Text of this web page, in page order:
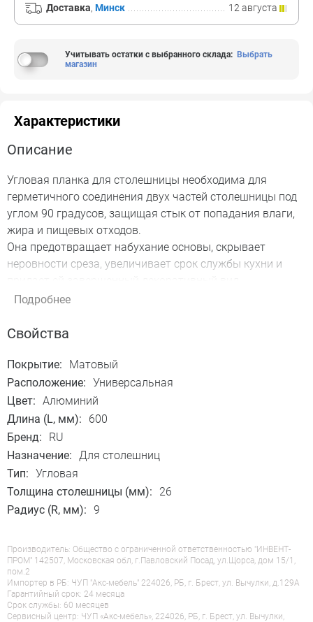
Доставка, Минск 12 августа
Учитывать остатки с выбранного склада: Выбрать
магазин
Характеристики
Описание
Угловая планка для столешницы необходима для
герметичного соединения двух частей столешницы под
углом 90 градусов, защищая стык от попадания влаги,
жира и пищевых отходов.
Она предотвращает набухание основы, скрывает
неровности среза, увеличивает срок службы кухни и
Толщина столешницы - 26 мм.
Подробнее
Свойства
Покрытие:
Матовый
Расположение: Универсальная
Цвет: Алюминий
Длина (L, мм):
600
Бренд:
RU
Назначение: Для столешниц
Тип: Угловая
Толщина столешницы (мм):
26
Радиус (R, мм): 9
Производитель: Общество с ограниченной ответственностью "ИНВЕНТ-
ПРОМ" 142507, Московская обл, г.Павловский Посад, ул.Щорса, дом 15/1,
пом.2
Импортер в РБ: ЧУП "Акс-мебель" 224026, РБ, г. Брест, ул. Вычулки, д.129А
Гарантийный срок: 24 месяца
Срок службы: 60 месяцев
Сервисный центр: ЧУП «Акс-мебель», 224026, РБ, г. Брест, ул. Вычулки,